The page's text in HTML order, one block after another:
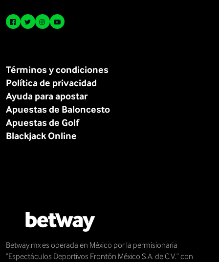
Términos y condiciones
Política de privacidad
Ayuda para apostar
Apuestas de Baloncesto
Apuestas de Golf
Blackjack Online
Betway.mx es operada en México por la permisionaria
“Espectáculos Deportivos Frontón México S.A. de C.V.” con